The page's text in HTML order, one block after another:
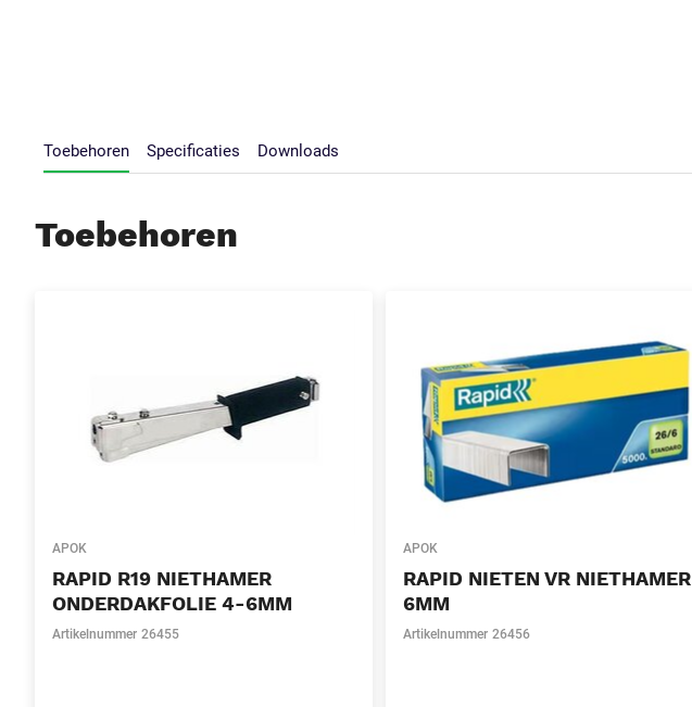
Toebehoren Specificaties Downloads
Toebehoren
APOK
RAPID R19 NIETHAMER
ONDERDAKFOLIE 4-6MM
Artikelnummer 26455
APOK
RAPID NIETEN VR NIETHAMER
6MM
Artikelnummer 26456